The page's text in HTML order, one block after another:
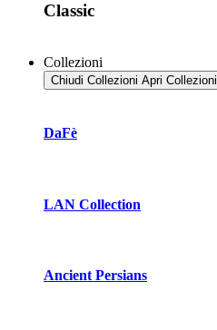
Classic
Collezioni
Chiudi Collezioni Apri Collezioni
DaFè
LAN Collection
Ancient Persians